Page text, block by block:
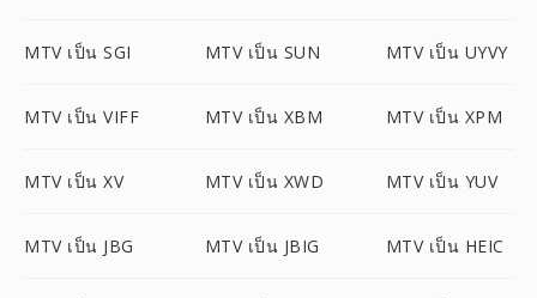
MTV เป็น SGI MTV เป็น SUN MTV เป็น UYVY
MTV เป็น VIFF MTV เป็น XBM MTV เป็น XPM
MTV เป็น XV MTV เป็น XWD MTV เป็น YUV
MTV เป็น JBG MTV เป็น JBIG MTV เป็น HEIC